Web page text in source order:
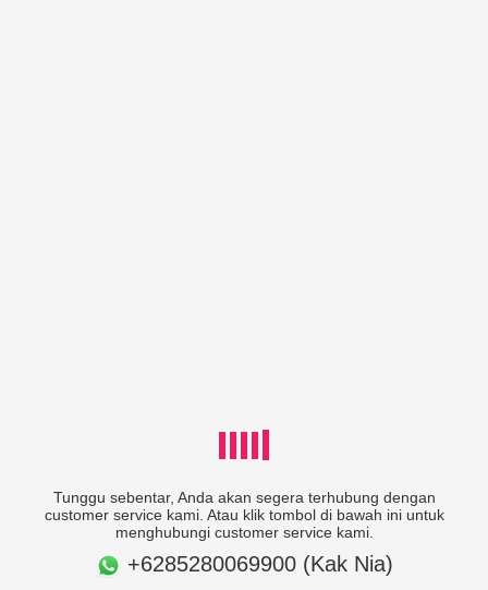
Tunggu sebentar, Anda akan segera terhubung dengan
customer service kami. Atau klik tombol di bawah ini untuk
menghubungi customer service kami.
+6285280069900 (Kak Nia)